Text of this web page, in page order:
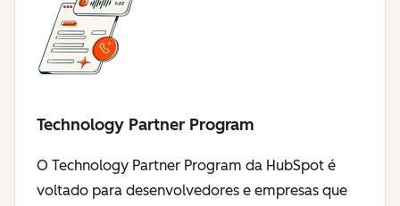
Technology Partner Program
O Technology Partner Program da HubSpot é
voltado para desenvolvedores e empresas que